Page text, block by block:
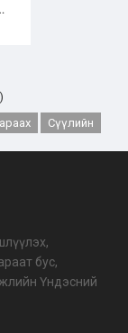
Сүүлийн
бус,
Үндэсний